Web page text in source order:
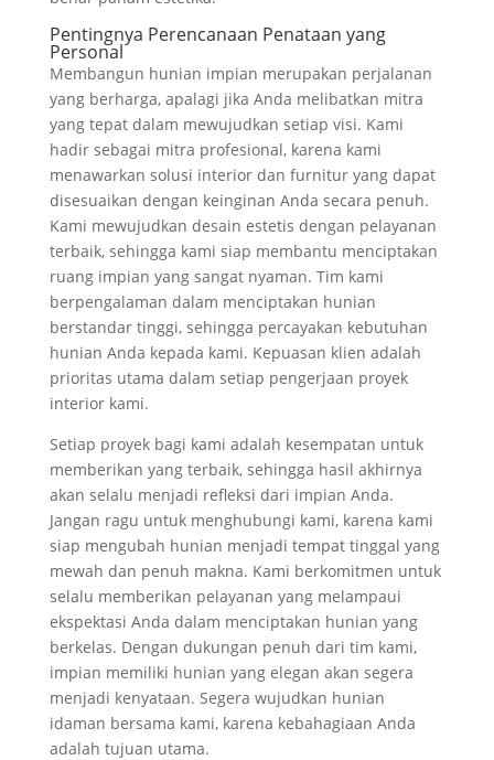
Pentingnya Perencanaan Penataan yang
Personal
Membangun hunian impian merupakan perjalanan
yang berharga, apalagi jika Anda melibatkan mitra
yang tepat dalam mewujudkan setiap visi. Kami
hadir sebagai mitra profesional, karena kami
menawarkan solusi interior dan furnitur yang dapat
disesuaikan dengan keinginan Anda secara penuh.
Kami mewujudkan desain estetis dengan pelayanan
terbaik, sehingga kami siap membantu menciptakan
ruang impian yang sangat nyaman. Tim kami
berpengalaman dalam menciptakan hunian
berstandar tinggi, sehingga percayakan kebutuhan
hunian Anda kepada kami. Kepuasan klien adalah
prioritas utama dalam setiap pengerjaan proyek
interior kami.
Setiap proyek bagi kami adalah kesempatan untuk
memberikan yang terbaik, sehingga hasil akhirnya
akan selalu menjadi refleksi dari impian Anda.
Jangan ragu untuk menghubungi kami, karena kami
siap mengubah hunian menjadi tempat tinggal yang
mewah dan penuh makna. Kami berkomitmen untuk
selalu memberikan pelayanan yang melampaui
ekspektasi Anda dalam menciptakan hunian yang
berkelas. Dengan dukungan penuh dari tim kami,
impian memiliki hunian yang elegan akan segera
menjadi kenyataan. Segera wujudkan hunian
idaman bersama kami, karena kebahagiaan Anda
adalah tujuan utama.